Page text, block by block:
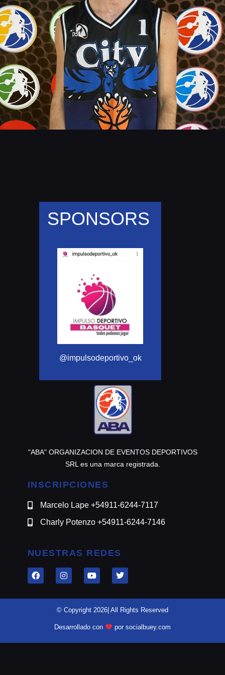
SPONSORS
@impulsodeportivo_ok
"ABA" ORGANIZACION DE EVENTOS DEPORTIVOS
SRL es una marca registrada.
INSCRIPCIONES
Marcelo Lape +54911-6244-7117
Charly Potenzo +54911-6244-7146
NUESTRAS REDES
© Copyright 2026| All Rights Reserved
Desarrollado con por socialbuey.com